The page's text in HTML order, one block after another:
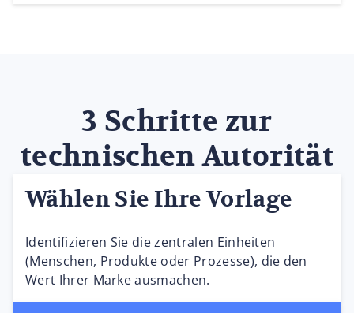
3 Schritte zur
technischen Autorität
Wählen Sie Ihre Vorlage
Identifizieren Sie die zentralen Einheiten
(Menschen, Produkte oder Prozesse), die den
Wert Ihrer Marke ausmachen.